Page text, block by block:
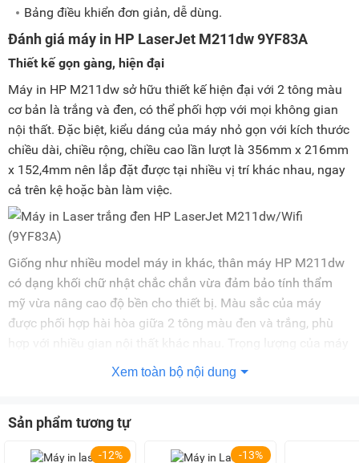
Bảng điều khiển đơn giản, dễ dùng.
Đánh giá máy in HP LaserJet M211dw 9YF83A
Thiết kế gọn gàng, hiện đại
Máy in HP M211dw sở hữu thiết kế hiện đại với 2 tông màu
cơ bản là trắng và đen, có thể phối hợp với mọi không gian
nội thất. Đặc biệt, kiểu dáng của máy nhỏ gọn với kích thước
chiều dài, chiều rộng, chiều cao lần lượt là 356mm x 216mm
x 152,4mm nên lắp đặt được tại nhiều vị trí khác nhau, ngay
cả trên kệ hoặc bàn làm việc.
Giống như nhiều model máy in khác, thân máy HP M211dw
có dạng khối chữ nhật chắc chắn vừa đảm bảo tính thẩm
mỹ vừa nâng cao độ bền cho thiết bị. Màu sắc của máy
được phối hợp hài hòa giữa 2 tông màu đen và trắng, phù
chỉ 5,6kg giúp bạn dễ dàng di chuyển máy tới vị trí mà mình
Máy in HP LaserJet M211dw dòng
in tài liệu với tốc độ đạt 29 trang/phút, giúp nâng cao hiệu
Xem toàn bộ nội dung
Sản phẩm tương tự
-12% -13%